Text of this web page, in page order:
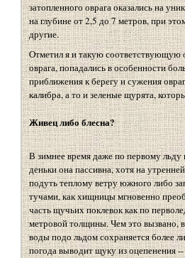
затопленного оврага оказались на
на глубине от 2,5 до 7 метров, при
другие.
Отметил я и такую соответствующую
оврага, попадались в особенности
приближения к берегу и сужения
калибра, а то и зеленые щурята,
Живец либо блесна?
В зимнее время даже по первому льду
деньки она пассивна, хотя на
подуть теплому ветру южного либо
тучами, как хищницы мгновенно
часть щучьих поклевок как по
метровой толщины. Чем это вызвано,
воды подо льдом сохраняется более
погода выводит щуку из оцепенения